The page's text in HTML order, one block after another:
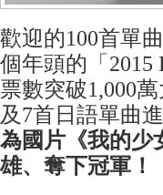
歡迎的100首單
個年頭的「
票數突破1,000
及7首日語單曲進
為國片《我的少
雄、奪下冠軍！